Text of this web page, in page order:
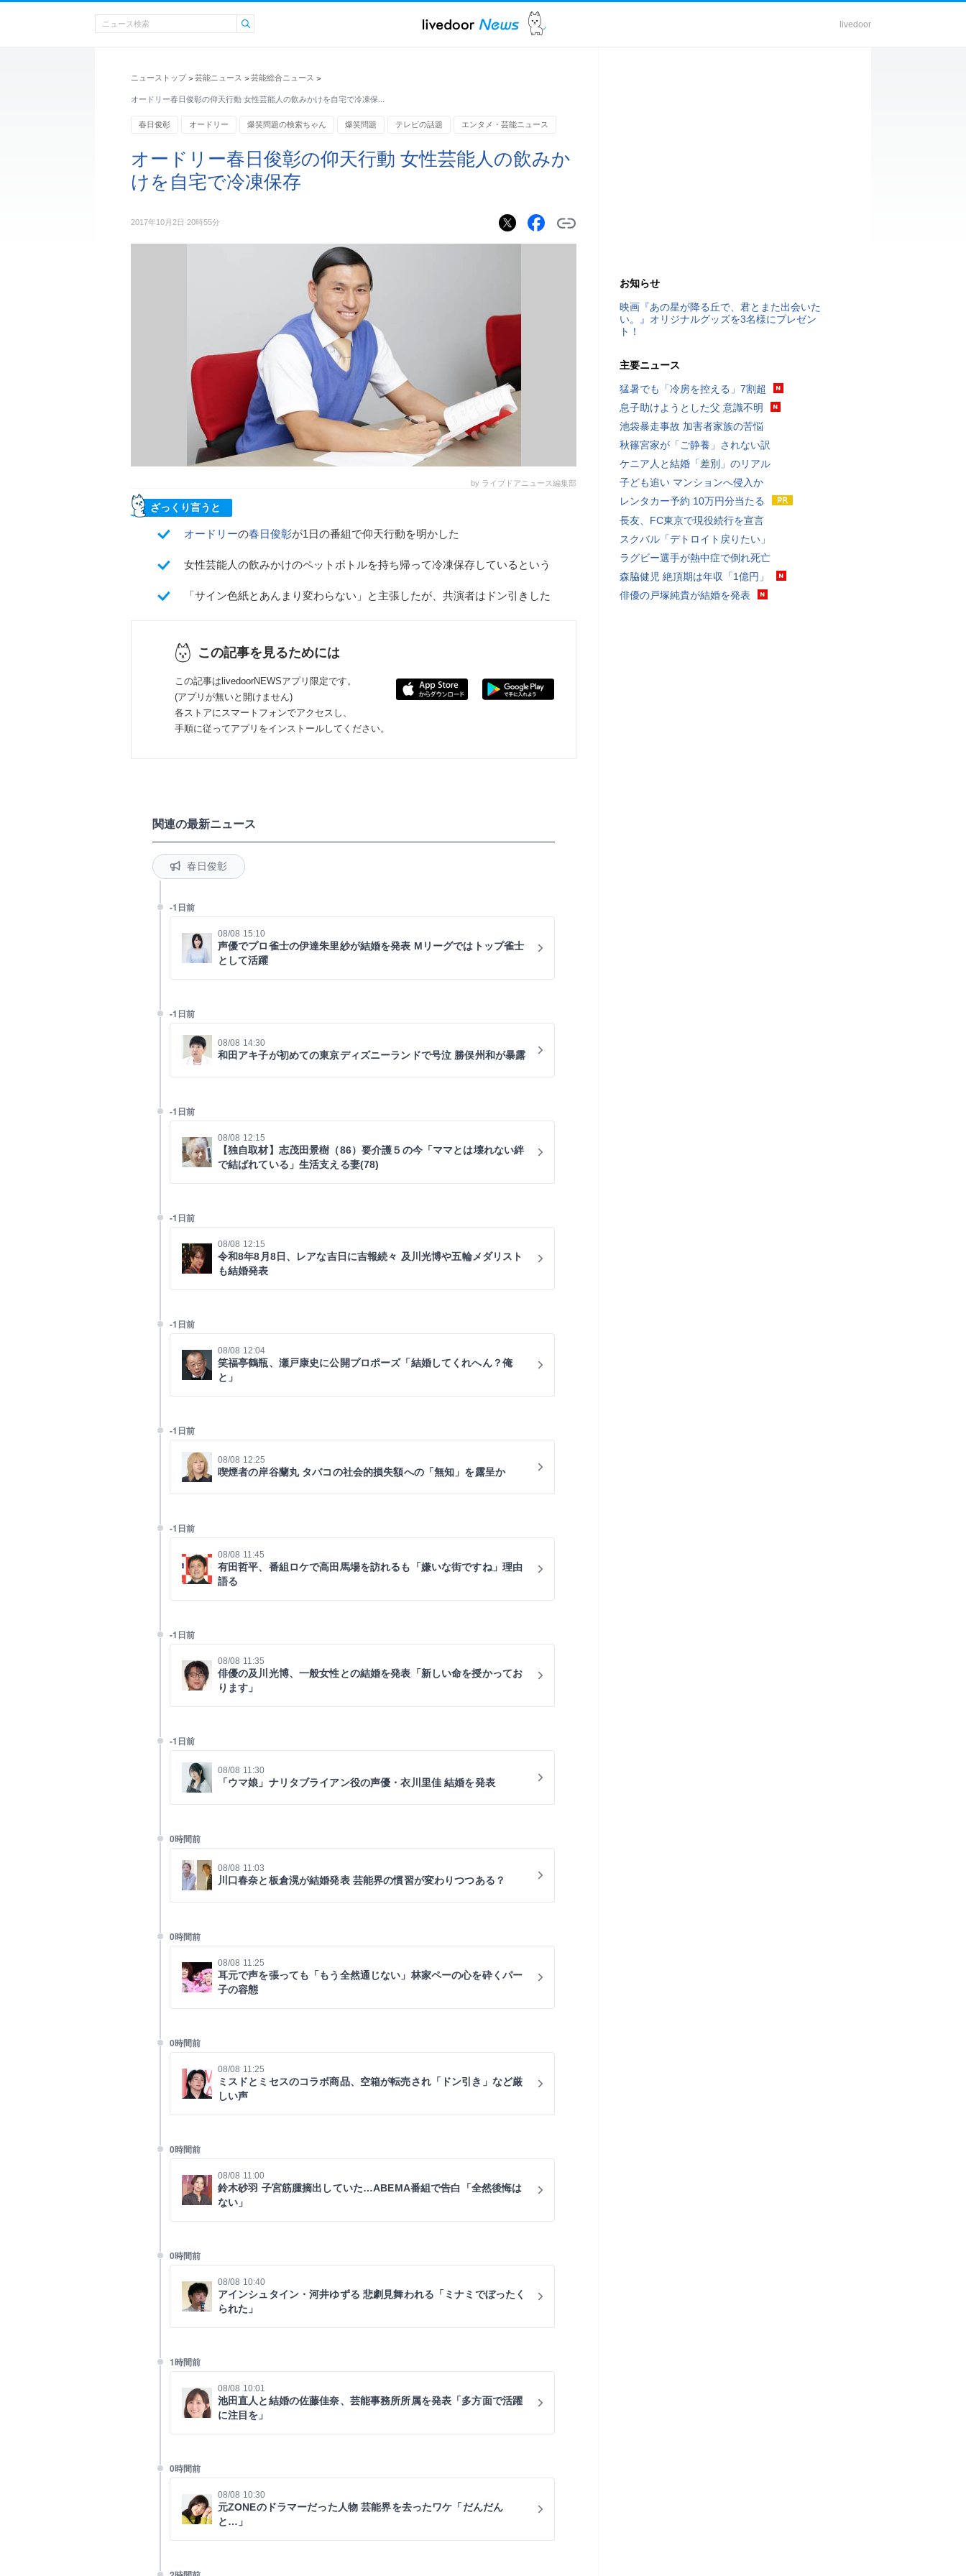
livedoor
ニューストップ > 芸能ニュース > 芸能総合ニュース >
オードリー春日俊彰の仰天行動 女性芸能人の飲みかけを自宅で冷凍保…
春日俊彰 オードリー 爆笑問題の検索ちゃん 爆笑問題 テレビの話題 エンタメ・芸能ニュース
オードリー春日俊彰の仰天行動 女性芸能人の飲みか
けを自宅で冷凍保存
2017年10月2日 20時55分
by ライブドアニュース編集部
ざっくり言うと
オードリーの春日俊彰が1日の番組で仰天行動を明かした
女性芸能人の飲みかけのペットボトルを持ち帰って冷凍保存しているという
「サイン色紙とあんまり変わらない」と主張したが、共演者はドン引きした
この記事を見るためには
この記事はlivedoorNEWSアプリ限定です。
(アプリが無いと開けません)
各ストアにスマートフォンでアクセスし、
手順に従ってアプリをインストールしてください。
関連の最新ニュース
春日俊彰
-1日前
08/08 15:10
声優でプロ雀士の伊達朱里紗が結婚を発表 Mリーグではトップ雀士
として活躍
-1日前
08/08 14:30
和田アキ子が初めての東京ディズニーランドで号泣 勝俣州和が暴露
-1日前
08/08 12:15
【独自取材】志茂田景樹（86）要介護５の今「ママとは壊れない絆
で結ばれている」生活支える妻(78)
-1日前
08/08 12:15
令和8年8月8日、レアな吉日に吉報続々 及川光博や五輪メダリスト
も結婚発表
-1日前
08/08 12:04
笑福亭鶴瓶、瀬戸康史に公開プロポーズ「結婚してくれへん？俺
と」
-1日前
08/08 12:25
喫煙者の岸谷蘭丸 タバコの社会的損失額への「無知」を露呈か
-1日前
08/08 11:45
有田哲平、番組ロケで高田馬場を訪れるも「嫌いな街ですね」理由
語る
-1日前
08/08 11:35
俳優の及川光博、一般女性との結婚を発表「新しい命を授かってお
ります」
-1日前
08/08 11:30
「ウマ娘」ナリタブライアン役の声優・衣川里佳 結婚を発表
0時間前
08/08 11:03
川口春奈と板倉滉が結婚発表 芸能界の慣習が変わりつつある？
0時間前
08/08 11:25
耳元で声を張っても「もう全然通じない」林家ペーの心を砕くパー
子の容態
0時間前
08/08 11:25
ミスドとミセスのコラボ商品、空箱が転売され「ドン引き」など厳
しい声
0時間前
08/08 11:00
鈴木砂羽 子宮筋腫摘出していた…ABEMA番組で告白「全然後悔は
ない」
0時間前
08/08 10:40
アインシュタイン・河井ゆずる 悲劇見舞われる「ミナミでぼったく
られた」
1時間前
08/08 10:01
池田直人と結婚の佐藤佳奈、芸能事務所所属を発表「多方面で活躍
に注目を」
0時間前
08/08 10:30
元ZONEのドラマーだった人物 芸能界を去ったワケ「だんだん
と…」
お知らせ
映画『あの星が降る丘で、君とまた出会いた
い。』オリジナルグッズを3名様にプレゼン
ト！
主要ニュース
猛暑でも「冷房を控える」7割超
息子助けようとした父 意識不明
池袋暴走事故 加害者家族の苦悩
秋篠宮家が「ご静養」されない訳
ケニア人と結婚「差別」のリアル
子ども追い マンションへ侵入か
レンタカー予約 10万円分当たる
長友、FC東京で現役続行を宣言
スクバル「デトロイト戻りたい」
ラグビー選手が熱中症で倒れ死亡
森脇健児 絶頂期は年収「1億円」
俳優の戸塚純貴が結婚を発表